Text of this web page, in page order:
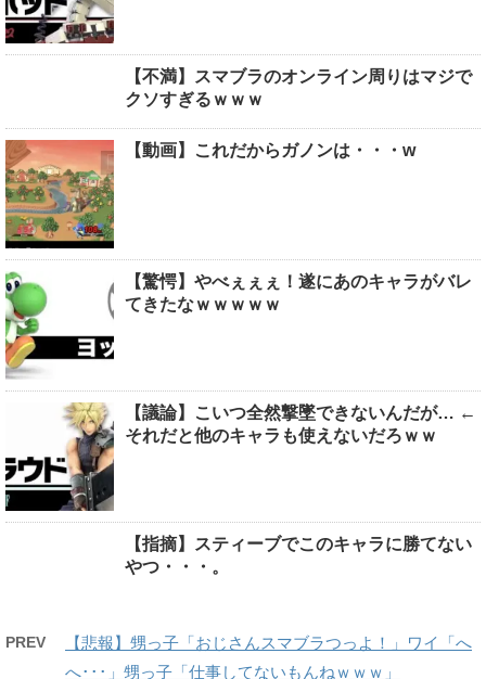
【不満】スマブラのオンライン周りはマジで
クソすぎるｗｗｗ
【動画】これだからガノンは・・・w
【驚愕】やべぇぇぇ！遂にあのキャラがバレ
てきたなｗｗｗｗｗ
【議論】こいつ全然撃墜できないんだが… ←
それだと他のキャラも使えないだろｗｗ
【指摘】スティーブでこのキャラに勝てない
やつ・・・。
PREV
【悲報】甥っ子「おじさんスマブラつっよ！」ワイ「へ
へ･･･」甥っ子「仕事してないもんねｗｗｗ」